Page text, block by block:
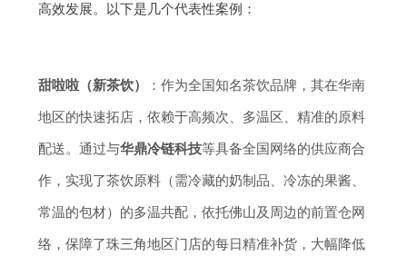
高效发展。以下是几个代表性案例：
甜啦啦（新茶饮）
：作为全国知名茶饮品牌，其在华南
地区的快速拓店，依赖于高频次、多温区、精准的原料
配送。通过与华鼎冷链科技等具备全国网络的供应商合
作，实现了茶饮原料（需冷藏的奶制品、冷冻的果酱、
常温的包材）的多温共配，依托佛山及周边的前置仓网
络，保障了珠三角地区门店的每日精准补货，大幅降低